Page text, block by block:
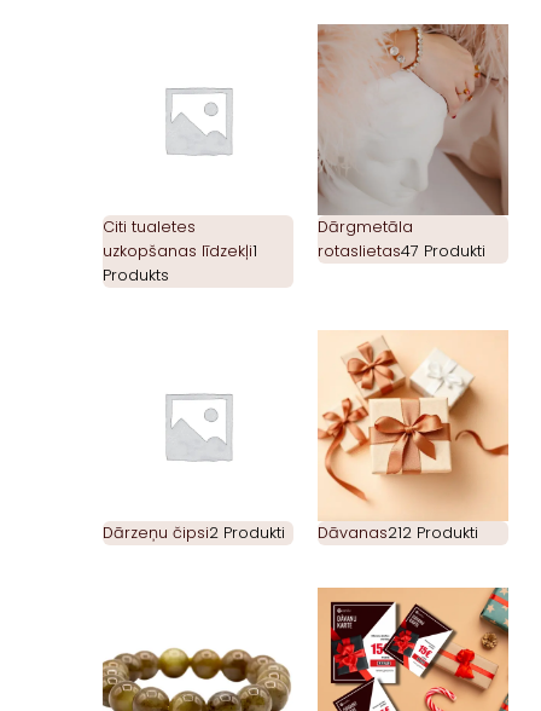
Citi tualetes
uzkopšanas līdzekļi1
Produkts
Dārgmetāla
rotaslietas47 Produkti
Dārzeņu čipsi2 Produkti Dāvanas212 Produkti